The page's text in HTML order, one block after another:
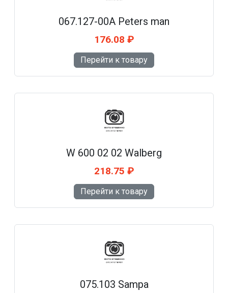
067.127-00A Peters man
176.08 ₽
Перейти к товару
W 600 02 02 Walberg
218.75 ₽
Перейти к товару
075.103 Sampa